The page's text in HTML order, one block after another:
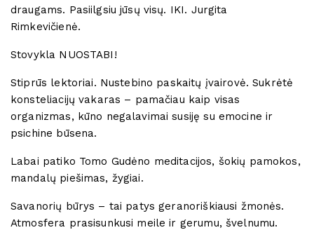
draugams. Pasiilgsiu jūsų visų. IKI. Jurgita
Rimkevičienė.
Stovykla NUOSTABI!
Stiprūs lektoriai. Nustebino paskaitų įvairovė. Sukrėtė
konsteliacijų vakaras – pamačiau kaip visas
organizmas, kūno negalavimai susiję su emocine ir
psichine būsena.
Labai patiko Tomo Gudėno meditacijos, šokių pamokos,
mandalų piešimas, žygiai.
Savanorių būrys – tai patys geranoriškiausi žmonės.
Atmosfera prasisunkusi meile ir gerumu, švelnumu.